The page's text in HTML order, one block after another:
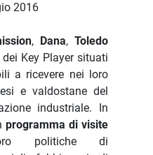
2016
, Dana,Toledo
Key Player situati
a ricevere nei loro
e valdostane del
industriale. In
programma di visite
politiche di